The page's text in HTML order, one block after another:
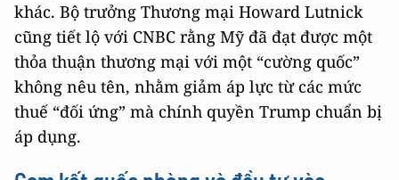
khác. Bộ trưởng Thương mại Howard Lutnick
cũng tiết lộ với CNBC rằng Mỹ đã đạt được một
thỏa thuận thương mại với một “cường quốc”
không nêu tên, nhằm giảm áp lực từ các mức
thuế “đối ứng” mà chính quyền Trump chuẩn bị
áp dụng.